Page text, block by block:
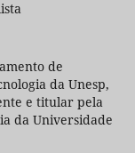
de
da Unesp,
e titular pela
da Universidade